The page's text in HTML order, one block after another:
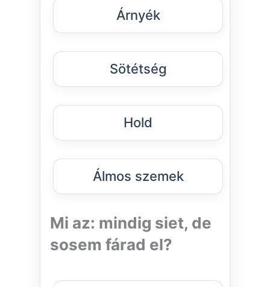
Árnyék
Sötétség
Hold
Álmos szemek
Mi az: mindig siet, de
sosem fárad el?